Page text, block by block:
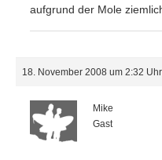
aufgrund der Mole
18. November 2008 um 2:32 Uhr
Mike
Gast